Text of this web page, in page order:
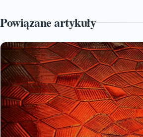
Powiązane artykuły